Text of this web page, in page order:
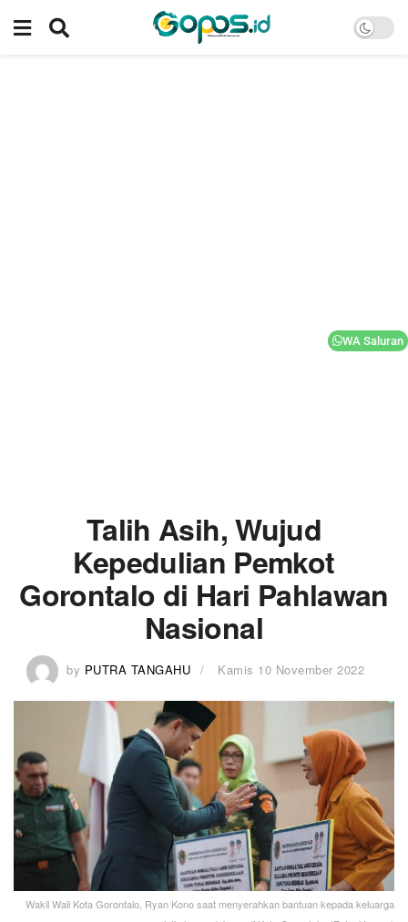
Talih Asih, Wujud
Kepedulian Pemkot
Gorontalo di Hari Pahlawan
Nasional
by PUTRA TANGAHU Kamis 10 November 2022
Wakil Wali Kota Gorontalo, Ryan Kono saat menyerahkan bantuan kepada keluarga
WA Saluran